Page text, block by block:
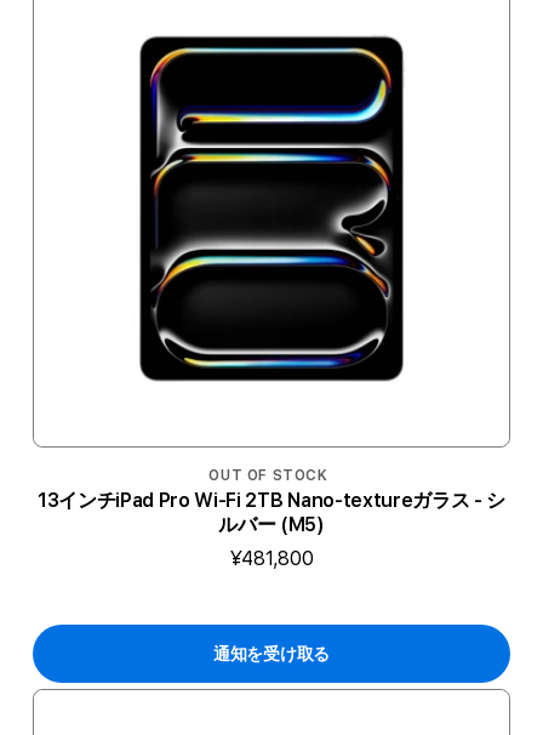
OUT OF STOCK
13インチiPad Pro Wi-Fi 2TB Nano-textureガラス - シ
ルバー (M5)
¥481,800
通知を受け取る